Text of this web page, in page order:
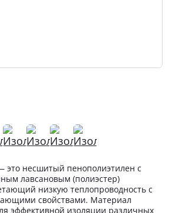
это несшитый пенополиэтилен с
лавсановым (полиэстер)
низкую теплопроводность с
свойствами. Материал
эффективной изоляции различных